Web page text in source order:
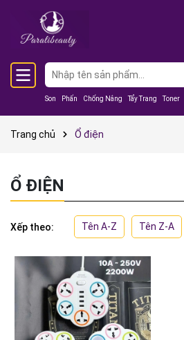
Son Phấn Chống Nắng Tẩy Trang Toner
Trang chủ Ổ điện
Ổ ĐIỆN
Xếp theo: Tên A-Z Tên Z-A